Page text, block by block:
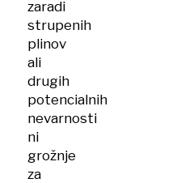
zaradi
strupenih
plinov
ali
drugih
potencialnih
nevarnosti
ni
grožnje
za